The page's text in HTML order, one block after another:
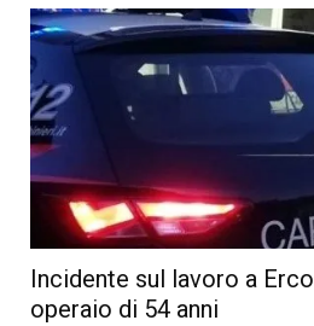
Incidente sul lavoro a
operaio di 54 anni